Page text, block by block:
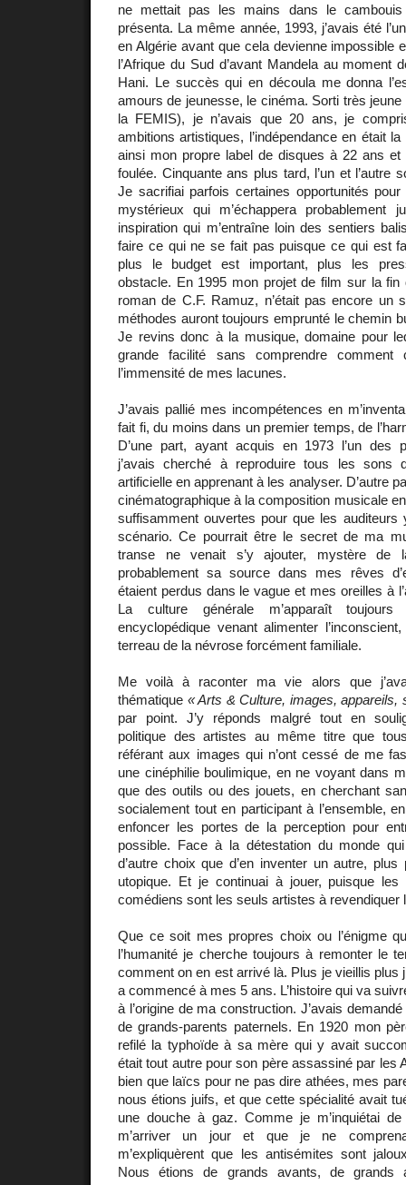
ne mettait pas les mains dans le cambouis
présenta. La même année, 1993, j’avais été
en Algérie avant que cela devienne impossible
l’Afrique du Sud d’avant Mandela au moment
Hani. Le succès qui en découla me donna
amours de jeunesse, le cinéma. Sorti très jeune
la FEMIS), je n’avais que 20 ans, je
ambitions artistiques, l’indépendance en était
ainsi mon propre label de disques à 22 ans
foulée. Cinquante ans plus tard, l’un et l’autre
Je sacrifiai parfois certaines opportunités
mystérieux qui m’échappera probablement
inspiration qui m’entraîne loin des sentiers
faire ce qui ne se fait pas puisque ce qui est
plus le budget est important, plus les
obstacle. En 1995 mon projet de film sur la fin
roman de C.F. Ramuz, n’était pas encore un
méthodes auront toujours emprunté le chemin
Je revins donc à la musique, domaine pour
grande facilité sans comprendre comment
l’immensité de mes lacunes.
J’avais pallié mes incompétences en
fait fi, du moins dans un premier temps, de
D’une part, ayant acquis en 1973 l’un des
j’avais cherché à reproduire tous les sons
artificielle en apprenant à les analyser. D’autre
cinématographique à la composition musicale
suffisamment ouvertes pour que les auditeurs
scénario. Ce pourrait être le secret de ma
transe ne venait s’y ajouter, mystère de
probablement sa source dans mes rêves
étaient perdus dans le vague et mes oreilles à
La culture générale m’apparaît
encyclopédique venant alimenter
terreau de la névrose forcément familiale.
Me voilà à raconter ma vie alors que
thématique « Arts & Culture, images, appareils,
par point. J’y réponds malgré tout en
politique des artistes au même titre que
référant aux images qui n’ont cessé de me
une cinéphilie boulimique, en ne voyant dans
que des outils ou des jouets, en cherchant
socialement tout en participant à l’ensemble,
enfoncer les portes de la perception pour
possible. Face à la détestation du monde qui
d’autre choix que d’en inventer un autre,
utopique. Et je continuai à jouer, puisque
comédiens sont les seuls artistes à revendiquer
Que ce soit mes propres choix ou l’énigme
l’humanité je cherche toujours à remonter le
comment on en est arrivé là. Plus je vieillis plus
a commencé à mes 5 ans. L’histoire qui va
à l’origine de ma construction. J’avais
de grands-parents paternels. En 1920 mon
refilé la typhoïde à sa mère qui y avait
était tout autre pour son père assassiné par les
bien que laïcs pour ne pas dire athées, mes
nous étions juifs, et que cette spécialité avait
une douche à gaz. Comme je m’inquiétai
m’arriver un jour et que je ne
m’expliquèrent que les antisémites sont
Nous étions de grands avants, de grands